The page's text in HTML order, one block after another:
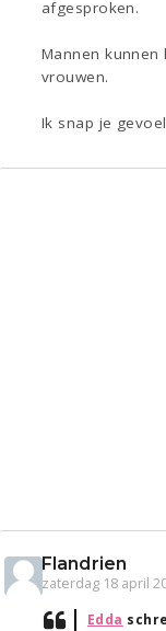
afgesproken.
Mannen
vrouwen.
Ik snap je
Flandrien
zaterdag 18 april
Edda